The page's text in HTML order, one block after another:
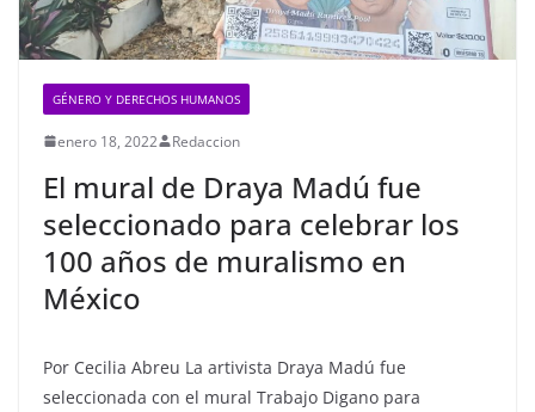
GÉNERO Y DERECHOS HUMANOS
enero 18, 2022 Redaccion
El mural de Draya Madú fue
seleccionado para celebrar los
100 años de muralismo en
México
Por Cecilia Abreu La artivista Draya Madú fue
seleccionada con el mural Trabajo Digano para